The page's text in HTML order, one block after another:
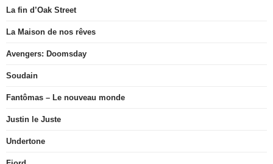
La fin d’Oak Street
La Maison de nos rêves
Avengers: Doomsday
Soudain
Fantômas – Le nouveau monde
Justin le Juste
Undertone